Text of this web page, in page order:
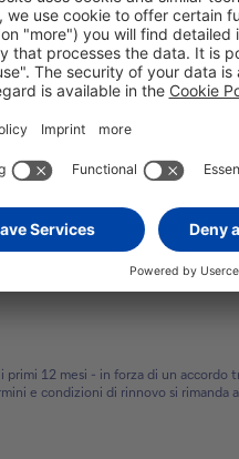
contrattuali, facendo riferimento al
". La vendita dei prodotti/servizi
12 mesi - in forza di un
e condizioni di rinnovo si rimanda